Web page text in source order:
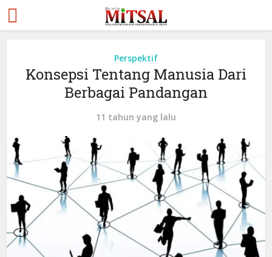
Perspektif
Konsepsi Tentang Manusia Dari
Berbagai Pandangan
11 tahun yang lalu